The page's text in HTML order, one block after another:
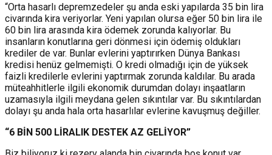
“Orta hasarlı depremzedeler şu anda eski yapılarda 35 bin lira
civarında kira veriyorlar. Yeni yapılan olursa eğer 50 bin lira ile
60 bin lira arasında kira ödemek zorunda kalıyorlar. Bu
insanların konutlarına geri dönmesi için ödemiş oldukları
krediler de var. Bunlar evlerini yaptırırken Dünya Bankası
kredisi henüz gelmemişti. O kredi olmadığı için de yüksek
faizli kredilerle evlerini yaptırmak zorunda kaldılar. Bu arada
müteahhitlerle ilgili ekonomik durumdan dolayı inşaatların
uzamasıyla ilgili meydana gelen sıkıntılar var. Bu sıkıntılardan
dolayı şu anda hala orta hasarlılar evlerine kavuşmuş değiller.
“6 BİN 500 LİRALIK DESTEK AZ GELİYOR”